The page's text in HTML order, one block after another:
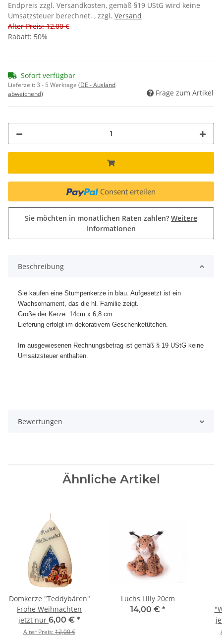
Endpreis zzgl. Versandkosten, gemäß §19 UStG wird keine
Umsatzsteuer berechnet. , zzgl. Versand
Alter Preis: 12,00 €
Rabatt: 50%
Sofort verfügbar
Lieferzeit:3 - 5 Werktage (DE - Ausland
abweichend)
Frage zum Artikel
Consent erteilen
Sie möchten in monatlichen Raten zahlen? Weitere
Informationen
Beschreibung
Sie kaufen eine Stumpenkerze in blau. Aufgesetzt ist ein
Wachsornament, das die hl. Familie zeigt.
Größe der Kerze: 14cm x 6,8 cm
Lieferung erfolgt im dekorativem Geschenketütchen.
Im ausgewiesenen Rechnungsbetrag ist gemäß § 19 UStG keine
Umsatzsteuer enthalten.
Bewertungen
Ähnliche Artikel
Domkerze "Teddybären"
Frohe Weihnachten
jetzt nur 6,00 € *
Alter Preis:12,00 €
Luchs Lilly 20cm
14,00 € *